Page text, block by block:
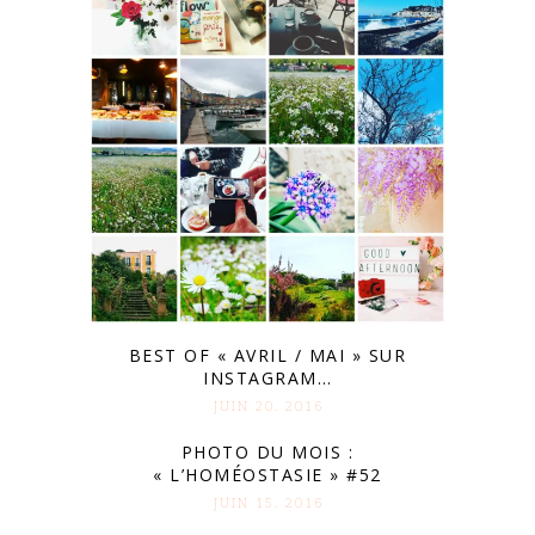
BEST OF « AVRIL / MAI » SUR
INSTAGRAM…
JUIN 20. 2016
PHOTO DU MOIS :
« L’HOMÉOSTASIE » #52
JUIN 15. 2016